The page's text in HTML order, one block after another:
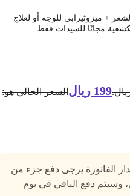
ميزوثيرابي للوجه أو لعلاج
مجانًا للسيدات فقط
199 ريال السعر الحالي هو:
يرجى دفع جزء من
دفع الباقي في يوم